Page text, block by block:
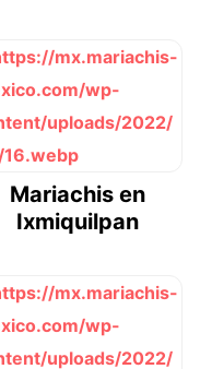
Mariachis en
Ixmiquilpan